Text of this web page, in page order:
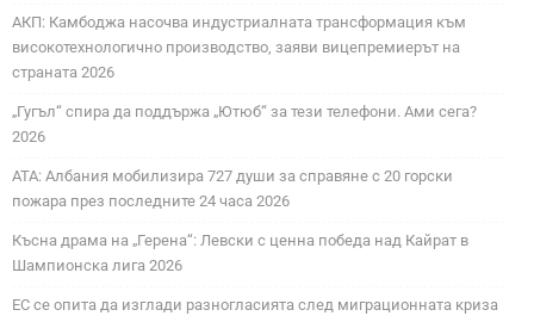
АКП: Камбоджа насочва индустриалната трансформация към
високотехнологично производство, заяви вицепремиерът на
страната 2026
„Гугъл“ спира да поддържа „Ютюб“ за тези телефони. Ами сега?
2026
АТА: Албания мобилизира 727 души за справяне с 20 горски
пожара през последните 24 часа 2026
Късна драма на „Герена“: Левски с ценна победа над Кайрат в
Шампионска лига 2026
ЕС се опита да изглади разногласията след миграционната криза